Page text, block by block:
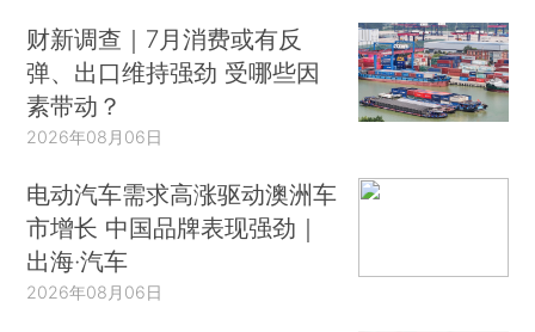
财新调查｜7月消费或有反
弹、出口维持强劲 受哪些因
素带动？
2026年08月06日
电动汽车需求高涨驱动澳洲车
市增长 中国品牌表现强劲｜
出海·汽车
2026年08月06日